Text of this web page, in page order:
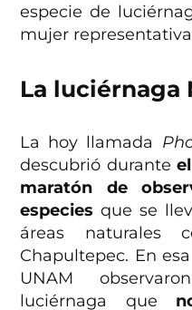
especie de
mujer
La luciérnaga
La hoy llamada
descubrió durante
maratón de
especies que se
áreas naturales
Chapultepec. En
UNAM
luciérnaga que